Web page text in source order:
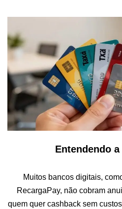
Entendendo
Muitos bancos digitais,
RecargaPay, não cobram
quem quer cashback sem